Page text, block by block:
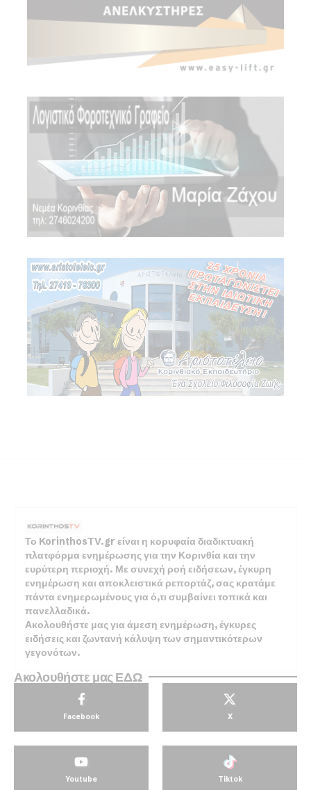
Το KorinthosTV.gr είναι η κορυφαία διαδικτυακή
πλατφόρμα ενημέρωσης για την Κορινθία και την
ευρύτερη περιοχή. Με συνεχή ροή ειδήσεων, έγκυρη
ενημέρωση και αποκλειστικά ρεπορτάζ, σας κρατάμε
πάντα ενημερωμένους για ό,τι συμβαίνει τοπικά και
πανελλαδικά.
Ακολουθήστε μας για άμεση ενημέρωση, έγκυρες
ειδήσεις και ζωντανή κάλυψη των σημαντικότερων
γεγονότων.
Ακολουθήστε μας ΕΔΩ
Facebook X
Youtube Tiktok